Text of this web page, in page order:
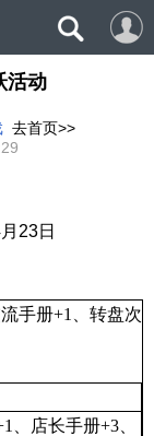
活动
去首页>>
月 23日
手册+1
、转盘次
、店长手册+3